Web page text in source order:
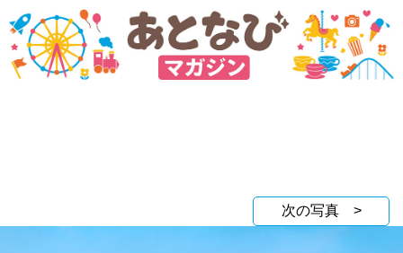
次の写真 >